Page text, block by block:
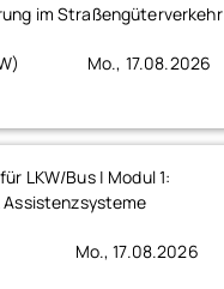
im Straßengüterverkehr
Mo., 17.08.2026
LKW/Bus | Modul 1:
Assistenzsysteme
Mo., 17.08.2026